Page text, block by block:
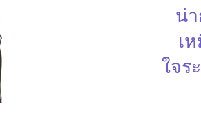
น่
เ
ใจร